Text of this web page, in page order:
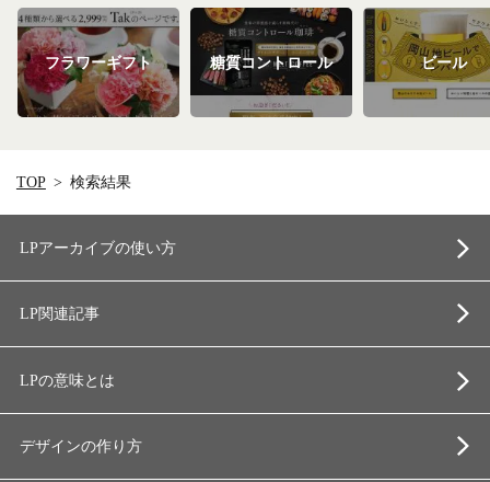
フラワーギフト 糖質コントロール ビール
TOP 検索結果
LPアーカイブの使い方
LP関連記事
LPの意味とは
デザインの作り方